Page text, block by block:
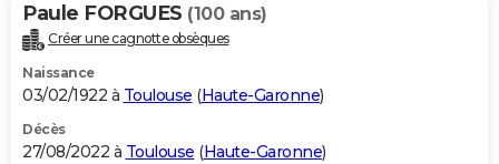
Paule FORGUES (100 ans)
Créer une cagnotte obsèques
Naissance
03/02/1922 à Toulouse (Haute-Garonne)
Décès
27/08/2022 à Toulouse (Haute-Garonne)